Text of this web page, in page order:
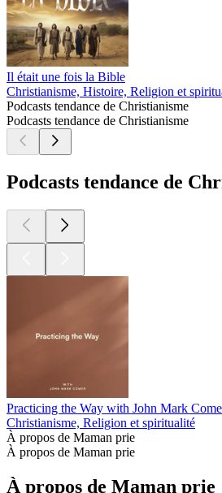
Il était une fois la Bible
Christianisme, Histoire, Religion et
Podcasts tendance de Christianisme
Podcasts tendance de Christianisme
Podcasts tendance de
Practicing the Way with John Mark
Christianisme, Religion et spiritualité
À propos de Maman prie
À propos de Maman prie
À propos de Maman prie